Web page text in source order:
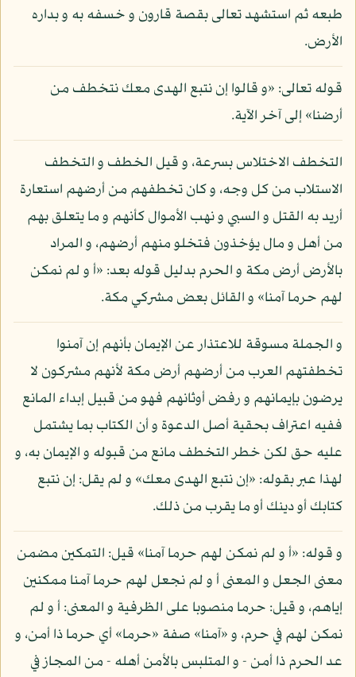
طبعه ثم استشهد تعالى بقصة قارون و خسفه به و بداره
الأرض.
قوله تعالى: «و قالوا إن نتبع الهدى معك نتخطف من
أرضنا» إلى آخر الآية.
التخطف الاختلاس بسرعة، و قيل الخطف و التخطف
الاستلاب من كل وجه، و كان تخطفهم من أرضهم استعارة
أريد به القتل و السبي و نهب الأموال كأنهم و ما يتعلق بهم
من أهل و مال يؤخذون فتخلو منهم أرضهم، و المراد
بالأرض أرض مكة و الحرم بدليل قوله بعد: «أ و لم نمكن
لهم حرما آمنا» و القائل بعض مشركي مكة.
و الجملة مسوقة للاعتذار عن الإيمان بأنهم إن آمنوا
تخطفتهم العرب من أرضهم أرض مكة لأنهم مشركون لا
يرضون بإيمانهم و رفض أوثانهم فهو من قبيل إبداء المانع
ففيه اعتراف بحقية أصل الدعوة و أن الكتاب بما يشتمل
عليه حق لكن خطر التخطف مانع من قبوله و الإيمان به، و
لهذا عبر بقوله: «إن نتبع الهدى معك» و لم يقل: إن نتبع
كتابك أو دينك أو ما يقرب من ذلك.
و قوله: «أ و لم نمكن لهم حرما آمنا» قيل: التمكين مضمن
معنى الجعل و المعنى أ و لم نجعل لهم حرما آمنا ممكنين
إياهم، و قيل: حرما منصوبا على الظرفية و المعنى: أ و لم
نمكن لهم في حرم، و «آمنا» صفة «حرما» أي حرما ذا أمن، و
عد الحرم ذا أمن - و المتلبس بالأمن أهله - من المجاز في